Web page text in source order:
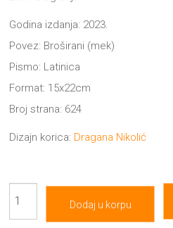
Godina izdanja: 2023.
Povez: Broširani (mek)
Pismo: Latinica
Format: 15x22cm
Broj strana: 624
Dizajn korica: Dragana Nikolić
Dodaj u korpu